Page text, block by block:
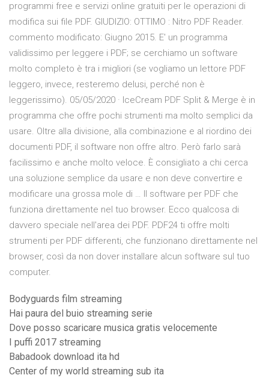
programmi free e servizi online gratuiti per le operazioni di
modifica sui file PDF. GIUDIZIO: OTTIMO : Nitro PDF Reader.
commento modificato: Giugno 2015. E' un programma
validissimo per leggere i PDF; se cerchiamo un software
molto completo è tra i migliori (se vogliamo un lettore PDF
leggero, invece, resteremo delusi, perché non è
leggerissimo). 05/05/2020 · IceCream PDF Split & Merge è in
programma che offre pochi strumenti ma molto semplici da
usare. Oltre alla divisione, alla combinazione e al riordino dei
documenti PDF, il software non offre altro. Però farlo sarà
facilissimo e anche molto veloce. È consigliato a chi cerca
una soluzione semplice da usare e non deve convertire e
modificare una grossa mole di … Il software per PDF che
funziona direttamente nel tuo browser. Ecco qualcosa di
davvero speciale nell'area dei PDF. PDF24 ti offre molti
strumenti per PDF differenti, che funzionano direttamente nel
browser, così da non dover installare alcun software sul tuo
computer.
Bodyguards film streaming
Hai paura del buio streaming serie
Dove posso scaricare musica gratis velocemente
I puffi 2017 streaming
Babadook download ita hd
Center of my world streaming sub ita